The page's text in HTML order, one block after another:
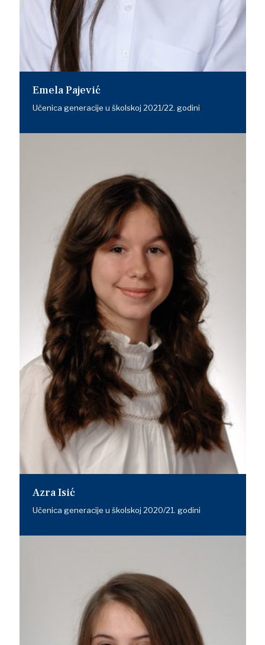
Emela Pajević
Učenica generacije u školskoj 2021/22. godini
Azra Isić
Učenica generacije u školskoj 2020/21. godini